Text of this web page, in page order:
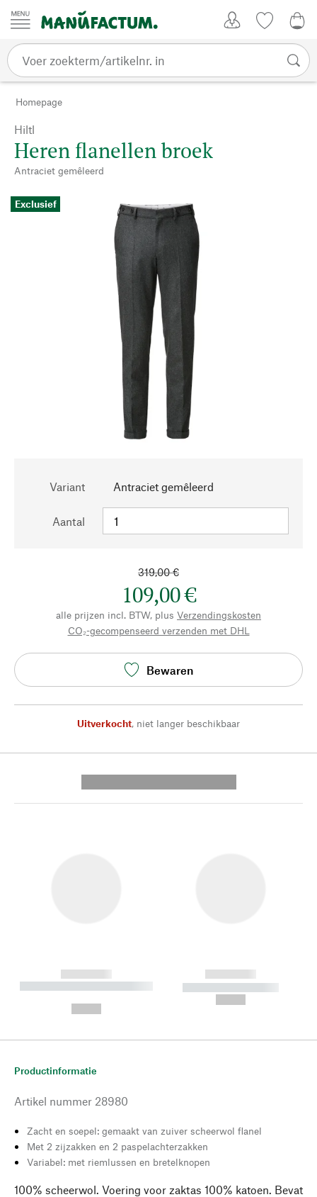
Passer au contenu
Homepage
Hiltl
Heren flanellen broek
Antraciet gemêleerd
Exclusief
Variant Antraciet gemêleerd
Aantal
319,00 €
109,00 €
alle prijzen incl. BTW, plus Verzendingskosten
CO₂-gecompenseerd verzenden met DHL
Bewaren
Uitverkocht, niet langer beschikbaar
------------
----------- ----------- --------
------------
----------- -----------
Productinformatie
Artikel nummer 28980
Zacht en soepel: gemaakt van zuiver scheerwol flanel
Met 2 zijzakken en 2 paspelachterzakken
Variabel: met riemlussen en bretelknopen
100% scheerwol. Voering voor zaktas 100% katoen. Bevat